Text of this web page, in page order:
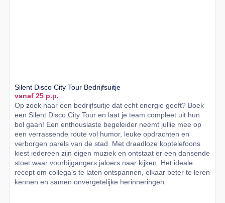
Silent Disco City Tour Bedrijfsuitje
vanaf 25 p.p.
Op zoek naar een bedrijfsuitje dat echt energie geeft? Boek
een Silent Disco City Tour en laat je team compleet uit hun
bol gaan! Een enthousiaste begeleider neemt jullie mee op
een verrassende route vol humor, leuke opdrachten en
verborgen parels van de stad. Met draadloze koptelefoons
kiest iedereen zijn eigen muziek en ontstaat er een dansende
stoet waar voorbijgangers jaloers naar kijken. Het ideale
recept om collega’s te laten ontspannen, elkaar beter te leren
kennen en samen onvergetelijke herinneringen